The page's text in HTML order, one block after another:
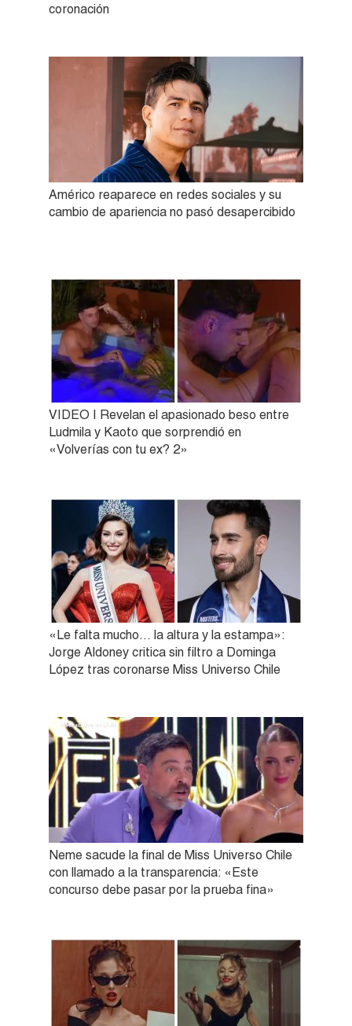
coronación
Américo reaparece en redes sociales y su
cambio de apariencia no pasó desapercibido
VIDEO | Revelan el apasionado beso entre
Ludmila y Kaoto que sorprendió en
«Volverías con tu ex? 2»
«Le falta mucho… la altura y la estampa»:
Jorge Aldoney critica sin filtro a Dominga
López tras coronarse Miss Universo Chile
Neme sacude la final de Miss Universo Chile
con llamado a la transparencia: «Este
concurso debe pasar por la prueba fina»